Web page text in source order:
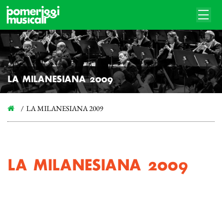
LA MILANESIANA 2009
LA MILANESIANA 2009
LA MILANESIANA 2009